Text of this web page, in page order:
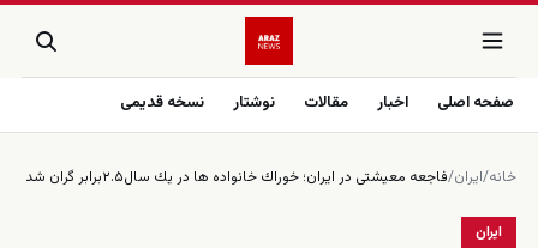
صفحه اصلی اخبار مقالات نوشتار نسخه قدیمی
خانه/ایران/فاجعه معيشتى در ايران؛ خوراك خانواده ها در يك سال۲.۵برابر گران شد
ایران